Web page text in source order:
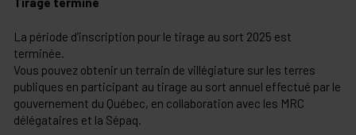
La période d’inscription pour le tirage au sort 2025 est
terminée.
Vous pouvez obtenir un terrain de villégiature sur les terres
publiques en participant au tirage au sort annuel effectué par le
gouvernement du Québec, en collaboration avec les MRC
délégataires et la Sépaq.